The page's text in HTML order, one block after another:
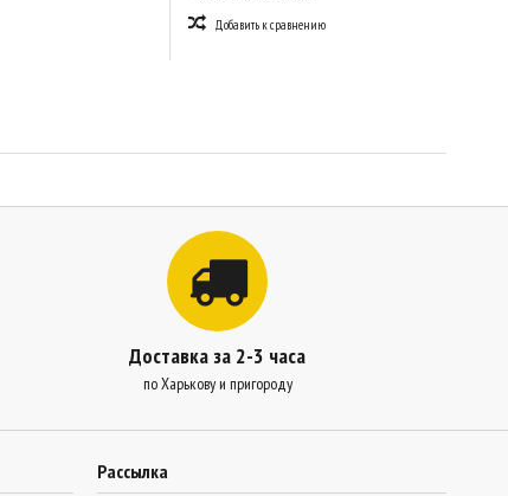
Добавить к сравнению
Доставка за 2-3 часа
по Харькову и пригороду
Рассылка